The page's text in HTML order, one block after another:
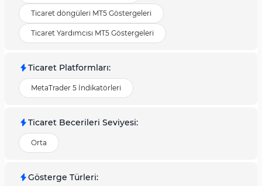
Ticaret döngüleri MT5 Göstergeleri
Ticaret Yardımcısı MT5 Göstergeleri
Ticaret Platformları:
MetaTrader 5 İndikatörleri
Ticaret Becerileri Seviyesi:
Orta
Gösterge Türleri: